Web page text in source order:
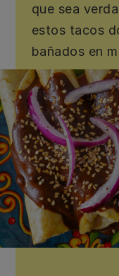
que sea
estos tacos
bañados en